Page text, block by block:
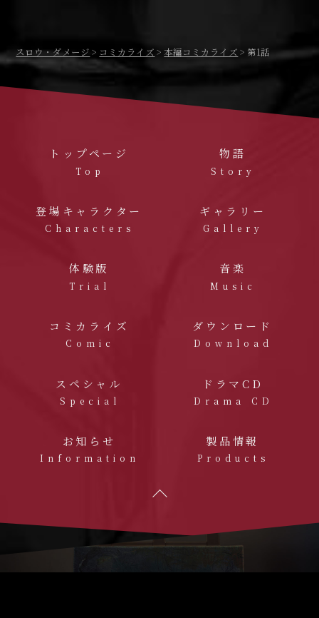
スロウ・ダメージ コミカライズ 本編コミカライズ 第1話
トップページ
Top
物語
Story
登場キャラクター
Characters
ギャラリー
Gallery
体験版
Trial
音楽
Music
コミカライズ
Comic
ダウンロード
Download
スペシャル
Special
ドラマCD
Drama CD
お知らせ
Information
製品情報
Products